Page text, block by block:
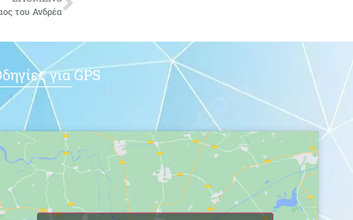
του Ανδρέα
για GPS